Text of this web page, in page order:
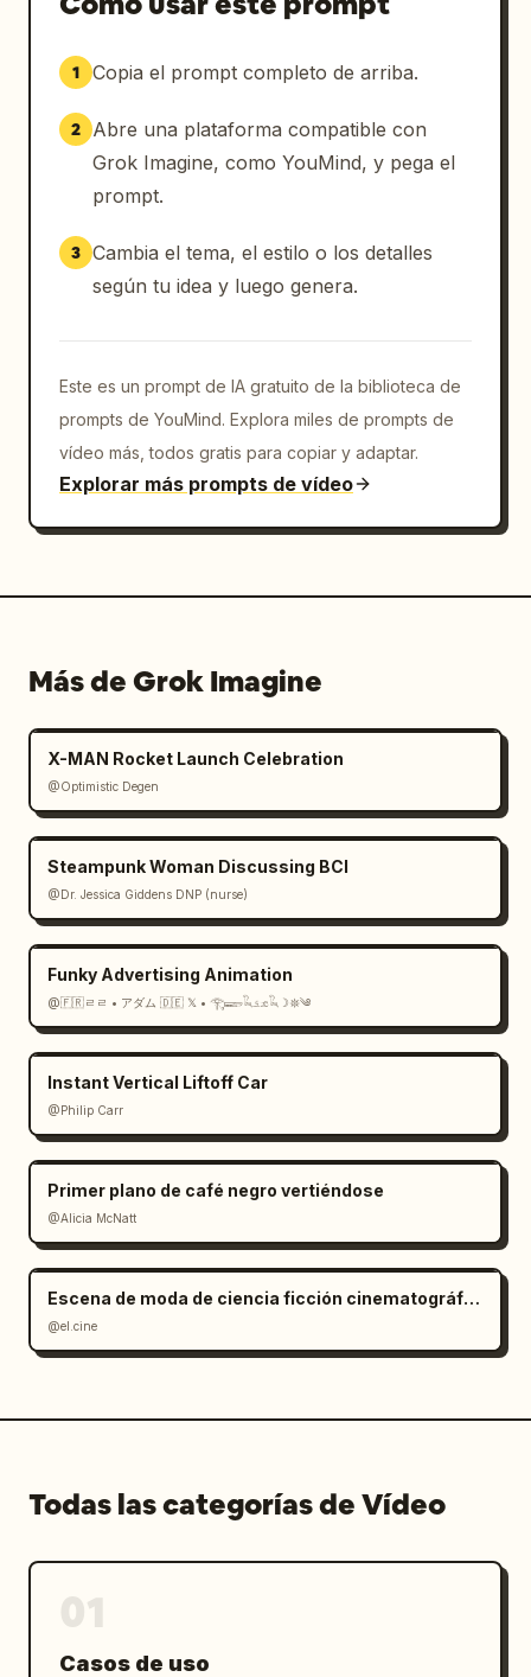
1 Copia el prompt completo de arriba.
2
Abre una plataforma compatible con
Grok Imagine, como YouMind, y pega el
prompt.
3 Cambia el tema, el estilo o los detalles
según tu idea y luego genera.
Este es un prompt de IA gratuito de la biblioteca de
prompts de YouMind. Explora miles de prompts de
vídeo más, todos gratis para copiar y adaptar.
Explorar más prompts de vídeo
Más de Grok Imagine
X-MAN Rocket Launch Celebration
@Optimistic Degen
Steampunk Woman Discussing BCI
@Dr. Jessica Giddens DNP (nurse)
Funky Advertising Animation
@🇫🇷ㄹㄹ • アダム 🇩🇪 𝕏 • 𓂀𓆃𓆗𓃭𓆗☽𖤓༄
Instant Vertical Liftoff Car
@Philip Carr
Primer plano de café negro vertiéndose
@Alicia McNatt
Escena de moda de ciencia ficción cinematográfica en Marte
@el.cine
Todas las categorías de Vídeo
Casos de uso